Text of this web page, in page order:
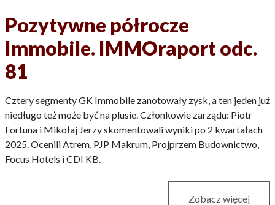
Pozytywne półrocze
Immobile. IMMOraport odc.
81
Cztery segmenty GK Immobile zanotowały zysk, a ten jeden już
niedługo też może być na plusie. Członkowie zarządu: Piotr
Fortuna i Mikołaj Jerzy skomentowali wyniki po 2 kwartałach
2025. Ocenili Atrem, PJP Makrum, Projprzem Budownictwo,
Focus Hotels i CDI KB.
Zobacz więcej